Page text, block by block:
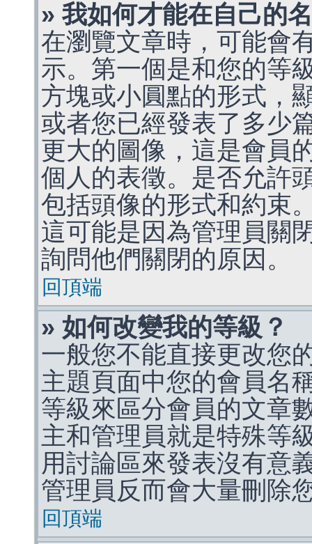
» 我如何才能在自己的
在瀏覽文章時，可能會
示。第一個是和您的等
方塊或小圓點的形式，
或者您已經發表了多少
更大的圖像，這是會員
個人的表徵。是否允許
包括頭像的形式和約束
這可能是因為管理員關
詢問他們關閉的原因。
回頂端
» 如何改變我的等級？
一般您不能直接更改您
主題頁面中您的會員名
等級來區分會員的文章
主和管理員就是特殊等
用討論區來發表沒有意
管理員反而會大量刪除
回頂端